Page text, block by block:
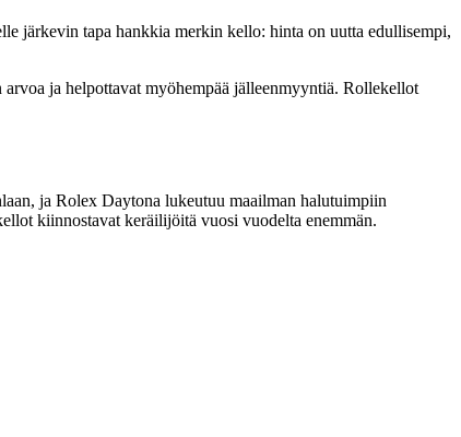
järkevin tapa hankkia merkin kello: hinta on uutta edullisempi,
ja helpottavat myöhempää jälleenmyyntiä. Rollekellot
ja Rolex Daytona lukeutuu maailman halutuimpiin
kiinnostavat keräilijöitä vuosi vuodelta enemmän.